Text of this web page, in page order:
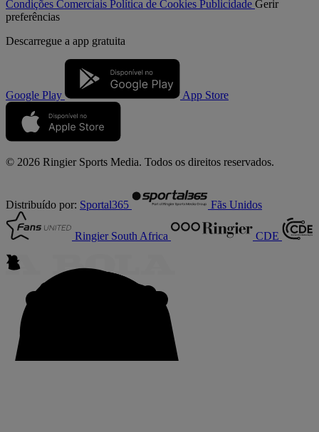
Condições Comerciais Política de Cookies Publicidade Gerir
preferências
Descarregue a app gratuita
Google Play App Store
© 2026 Ringier Sports Media. Todos os direitos reservados.
Distribuído por: Sportal365 Fãs Unidos
Ringier South Africa CDE